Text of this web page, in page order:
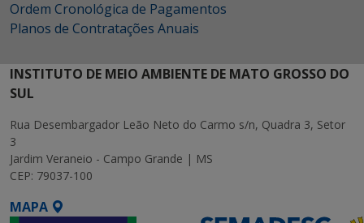
Ordem Cronológica de Pagamentos
Planos de Contratações Anuais
INSTITUTO DE MEIO AMBIENTE DE MATO GROSSO DO
SUL
Rua Desembargador Leão Neto do Carmo s/n, Quadra 3, Setor
3
Jardim Veraneio - Campo Grande | MS
CEP: 79037-100
MAPA